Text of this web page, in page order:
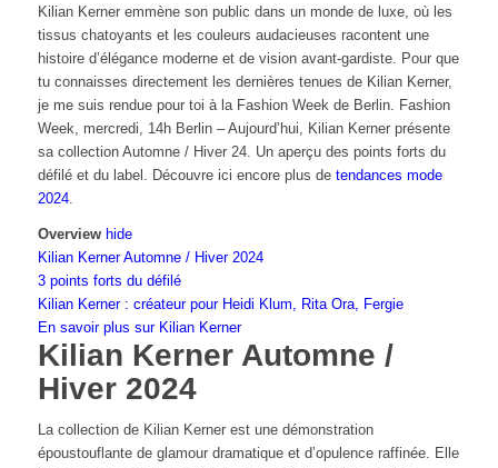
Kilian Kerner emmène son public dans un monde de luxe, où les
tissus chatoyants et les couleurs audacieuses racontent une
histoire d’élégance moderne et de vision avant-gardiste. Pour que
tu connaisses directement les dernières tenues de Kilian Kerner,
je me suis rendue pour toi à la Fashion Week de Berlin. Fashion
Week, mercredi, 14h Berlin – Aujourd’hui, Kilian Kerner présente
sa collection Automne / Hiver 24. Un aperçu des points forts du
défilé et du label. Découvre ici encore plus de tendances mode
2024.
Overview hide
Kilian Kerner Automne / Hiver 2024
3 points forts du défilé
Kilian Kerner : créateur pour Heidi Klum, Rita Ora, Fergie
En savoir plus sur Kilian Kerner
Kilian Kerner Automne /
Hiver 2024
La collection de Kilian Kerner est une démonstration
époustouflante de glamour dramatique et d’opulence raffinée. Elle